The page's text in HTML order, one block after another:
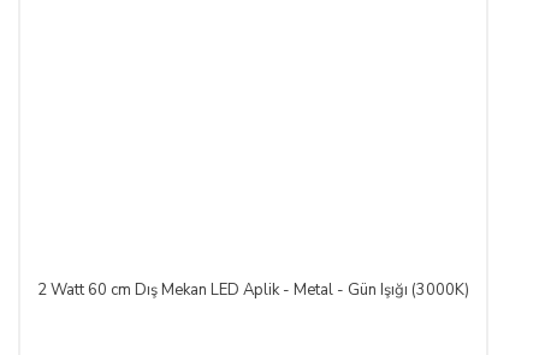
2 Watt 60 cm Dış Mekan LED Aplik - Metal - Gün Işığı (3000K)